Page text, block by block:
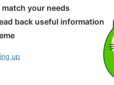
your needs
back useful information
up